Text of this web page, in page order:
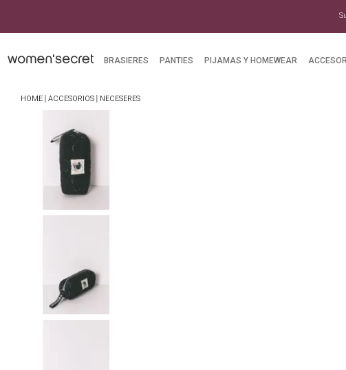
BRASIERES PANTIES PIJAMAS Y HOMEWEAR
ACCESORIOS NECESERES